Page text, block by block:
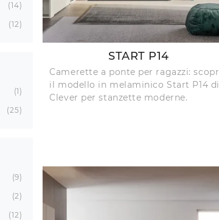
14
12
1
25
9
2
12
START P14
Camerette a ponte per ragazzi:
il modello in melaminico Start P14 di
Clever per stanzette moderne.